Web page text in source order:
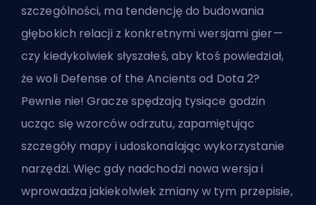
szczególności, ma tendencję do budowania
głębokich relacji z konkretnymi wersjami gier—
czy kiedykolwiek słyszałeś, aby ktoś powiedział,
że woli Defense of the Ancients od Dota 2?
Pewnie nie! Gracze spędzają tysiące godzin
ucząc się wzorców odrzutu, zapamiętując
szczegóły mapy i udoskonalając wykorzystanie
narzędzi. Więc gdy nadchodzi nowa wersja i
wprowadza jakiekolwiek zmiany w tym przepisie,